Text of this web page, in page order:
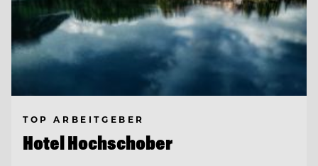
TOP ARBEITGEBER
Hotel Hochschober